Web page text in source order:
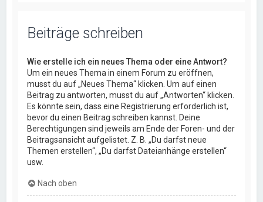
Beiträge schreiben
Wie erstelle ich ein neues Thema oder eine Antwort?
Um ein neues Thema in einem Forum zu eröffnen,
musst du auf „Neues Thema“ klicken. Um auf einen
Beitrag zu antworten, musst du auf „Antworten“ klicken.
Es könnte sein, dass eine Registrierung erforderlich ist,
bevor du einen Beitrag schreiben kannst. Deine
Berechtigungen sind jeweils am Ende der Foren- und der
Beitragsansicht aufgelistet. Z. B. „Du darfst neue
Themen erstellen“, „Du darfst Dateianhänge erstellen“
usw.
Nach oben